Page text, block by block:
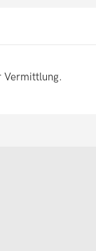
Vermittlung.